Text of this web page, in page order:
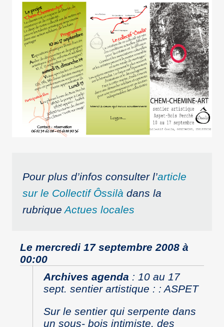
Pour plus d’infos consulter l’article
sur le Collectif Ôssilà dans la
rubriqueActues locales
Le mercredi 17 septembre 2008 à
00:00
Archives agenda : 10 au 17
sept. sentier artistique : : ASPET
Sur le sentier qui serpente dans
un sous- bois intimiste, des